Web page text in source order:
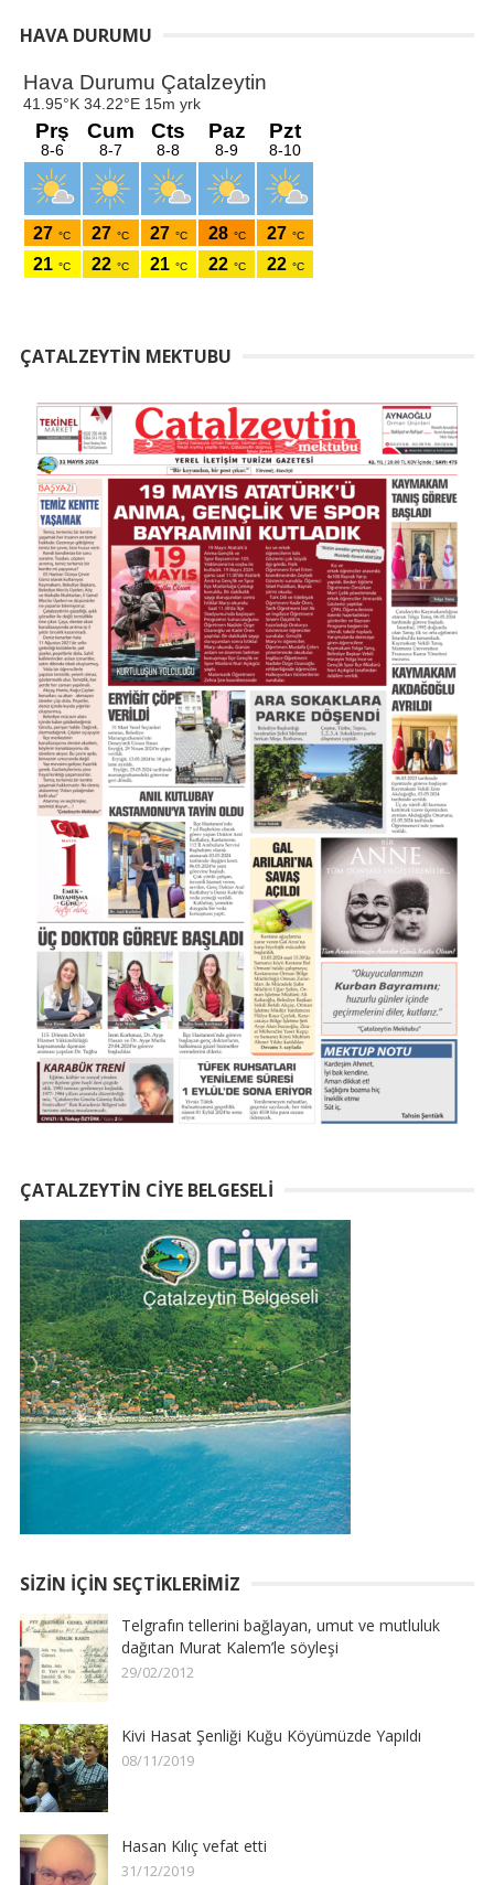
HAVA DURUMU
ÇATALZEYTIN MEKTUBU
ÇATALZEYTIN CIYE BELGESELI
SIZIN İÇIN SEÇTIKLERIMIZ
Telgrafın tellerini bağlayan, umut ve mutluluk
dağıtan Murat Kalem’le söyleşi
29/02/2012
Kivi Hasat Şenliği Kuğu Köyümüzde Yapıldı
08/11/2019
Hasan Kılıç vefat etti
31/12/2019